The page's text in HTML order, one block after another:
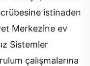
istinaden
Merkezine ev
Sistemler
çalışmalarına